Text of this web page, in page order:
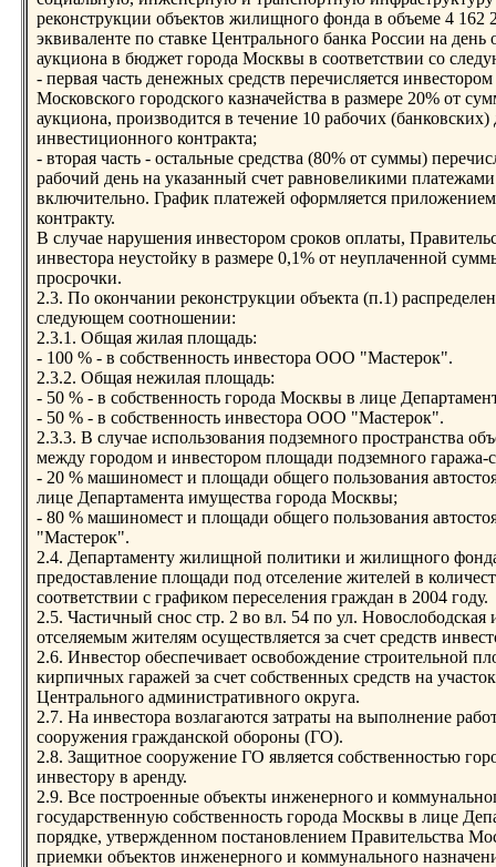
реконструкции объектов жилищного фонда в объеме 4
эквиваленте по ставке Центрального банка России на
аукциона в бюджет города Москвы в соответствии со
- первая часть денежных средств перечисляется
Московского городского казначейства в размере 20% от
аукциона, производится в течение 10 рабочих
инвестиционного контракта;
- вторая часть - остальные средства (80% от суммы)
рабочий день на указанный счет равновеликими платежами
включительно. График платежей оформляется
контракту.
В случае нарушения инвестором сроков оплаты,
инвестора неустойку в размере 0,1% от неуплаченной
просрочки.
2.3. По окончании реконструкции объекта (п.1)
следующем соотношении:
2.3.1. Общая жилая площадь:
- 100 % - в собственность инвестора ООО "Мастерок".
2.3.2. Общая нежилая площадь:
- 50 % - в собственность города Москвы в лице
- 50 % - в собственность инвестора ООО "Мастерок".
2.3.3. В случае использования подземного пространства
между городом и инвестором площади подземного гаража-
- 20 % машиномест и площади общего пользования
лице Департамента имущества города Москвы;
- 80 % машиномест и площади общего пользования
"Мастерок".
2.4. Департаменту жилищной политики и жилищного
предоставление площади под отселение жителей в
соответствии с графиком переселения граждан в 2004 году.
2.5. Частичный снос стр. 2 во вл. 54 по ул. Новослободская
отселяемым жителям осуществляется за счет средств
2.6. Инвестор обеспечивает освобождение строительной
кирпичных гаражей за счет собственных средств на
Центрального административного округа.
2.7. На инвестора возлагаются затраты на выполнение
сооружения гражданской обороны (ГО).
2.8. Защитное сооружение ГО является собственностью
инвестору в аренду.
2.9. Все построенные объекты инженерного и
государственную собственность города Москвы в лице
порядке, утвержденном постановлением Правительства
приемки объектов инженерного и коммунального